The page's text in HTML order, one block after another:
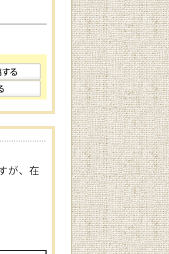
が、在